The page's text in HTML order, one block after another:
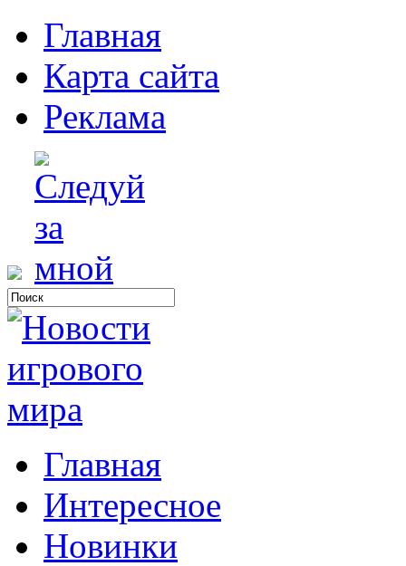
Главная
Карта сайта
Реклама
Главная
Интересное
Новинки